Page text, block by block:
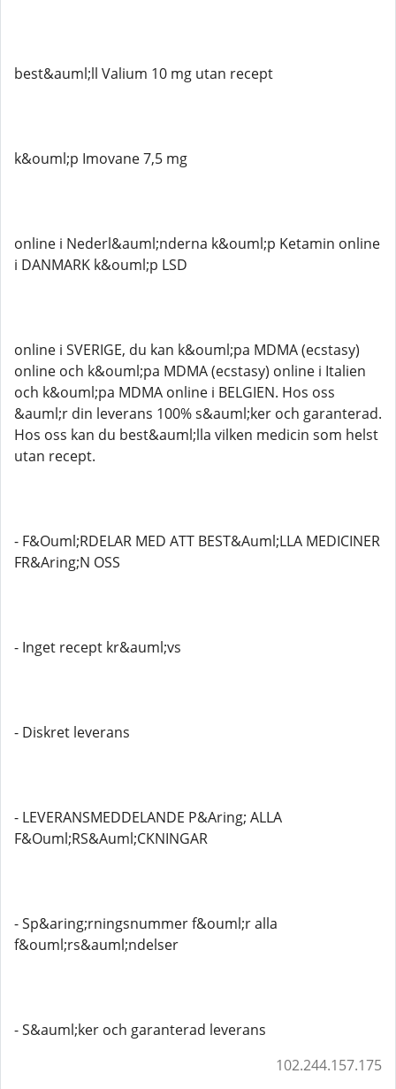
best&auml;ll Valium 10 mg utan recept
k&ouml;p Imovane 7,5 mg
online i Nederl&auml;nderna k&ouml;p Ketamin online
i DANMARK k&ouml;p LSD
online i SVERIGE, du kan k&ouml;pa MDMA (ecstasy)
online och k&ouml;pa MDMA (ecstasy) online i Italien
och k&ouml;pa MDMA online i BELGIEN. Hos oss
&auml;r din leverans 100% s&auml;ker och garanterad.
Hos oss kan du best&auml;lla vilken medicin som helst
utan recept.
- F&Ouml;RDELAR MED ATT BEST&Auml;LLA MEDICINER
FR&Aring;N OSS
- Inget recept kr&auml;vs
- Diskret leverans
- LEVERANSMEDDELANDE P&Aring; ALLA
F&Ouml;RS&Auml;CKNINGAR
- Sp&aring;rningsnummer f&ouml;r alla
f&ouml;rs&auml;ndelser
- S&auml;ker och garanterad leverans
102.244.157.175